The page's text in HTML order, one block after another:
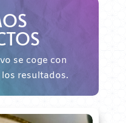
se coge con
resultados.